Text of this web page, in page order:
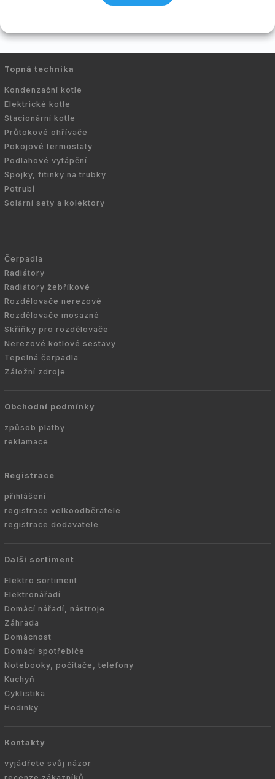
Topná technika
Kondenzační kotle
Elektrické kotle
Stacionární kotle
Průtokové ohřívače
Pokojové termostaty
Podlahové vytápění
Spojky, fitinky na trubky
Potrubí
Solární sety a kolektory
Čerpadla
Radiátory
Radiátory žebříkové
Rozdělovače nerezové
Rozdělovače mosazné
Skříňky pro rozdělovače
Nerezové kotlové sestavy
Tepelná čerpadla
Záložní zdroje
Obchodní podmínky
způsob platby
reklamace
Registrace
přihlášení
registrace velkoodběratele
registrace dodavatele
Další sortiment
Elektro sortiment
Elektronářadí
Domácí nářadí, nástroje
Záhrada
Domácnost
Domácí spotřebiče
Notebooky, počítače, telefony
Kuchyň
Cyklistika
Hodinky
Kontakty
vyjádřete svůj názor